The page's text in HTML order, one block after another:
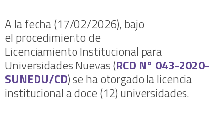
A la fecha (17/02/2026), bajo
el procedimiento de
Licenciamiento Institucional para
Universidades Nuevas (RCD N° 043-2020-
SUNEDU/CD) se ha otorgado la licencia
institucional a doce (12) universidades.